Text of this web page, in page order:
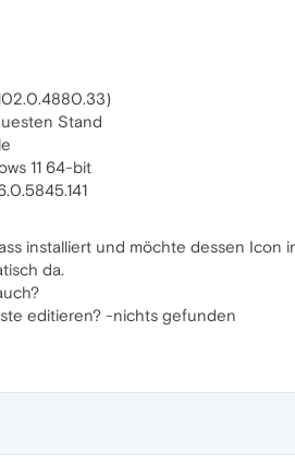
Stand
11 64-bit
installiert und möchte dessen
da.
editieren? -nichts gefunden